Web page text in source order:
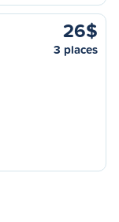
26$
3 places